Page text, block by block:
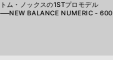
トム・ノックスの1STプロモデル
──NEW BALANCE NUMERIC - 600